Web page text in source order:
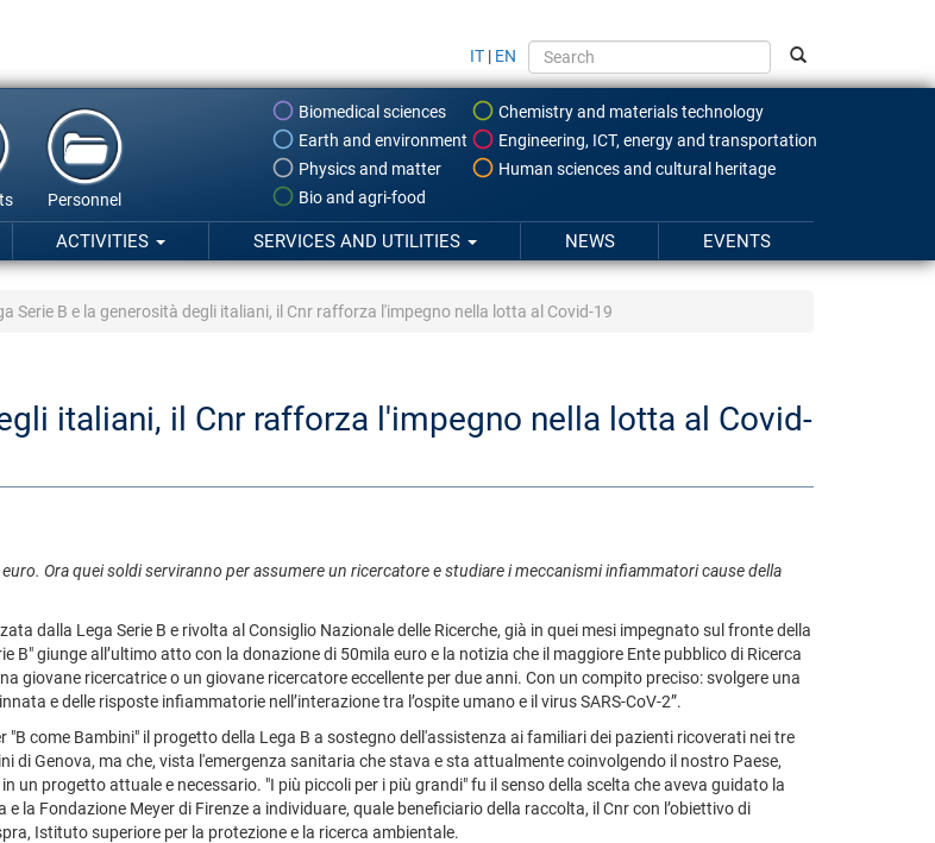
IT | EN
Biomedical sciences
Chemistry and materials technology
Earth and environment
Engineering, ICT, energy and transportation
Physics and matter
Human sciences and cultural heritage
Bio and agri-food
Personnel
ACTIVITIES SERVICES AND UTILITIES NEWS EVENTS
Serie B e la generosità degli italiani, il Cnr rafforza l'impegno nella lotta al Covid-19
italiani, il Cnr rafforza l'impegno nella lotta al Covid-
Ora quei soldi serviranno per assumere un ricercatore e studiarei meccanismi infiammatori cause della
dalla Lega Serie B e rivolta al Consiglio Nazionale delle Ricerche, già in quei mesi impegnato sul fronte della
B" giunge all’ultimo atto con la donazione di 50mila euro e la notizia che il maggiore Ente pubblico di Ricerca
giovane ricercatrice o un giovane ricercatore eccellente per due anni. Con un compito preciso: svolgere una
e delle risposte infiammatorie nell’interazione tra l’ospite umano e il virus SARS-CoV-2”.
come Bambini" il progetto della Lega B a sostegno dell'assistenza ai familiari dei pazienti ricoverati nei tre
di Genova, ma che, vista l'emergenza sanitaria che stava e sta attualmente coinvolgendo il nostro Paese,
progetto attuale e necessario. "I più piccoli per i più grandi" fu il senso della scelta che aveva guidato la
la Fondazione Meyer di Firenze a individuare, quale beneficiario della raccolta, il Cnr con l’obiettivo di
Istituto superiore per la protezione e la ricerca ambientale.